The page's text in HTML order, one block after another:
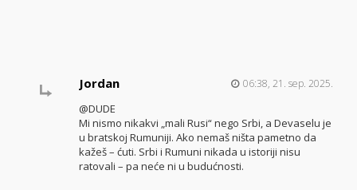
Jordan 06:38, 21. sep. 2025.
@DUDE
Mi nismo nikakvi „mali Rusi“ nego Srbi, a Devaselu je
u bratskoj Rumuniji. Ako nemaš ništa pametno da
kažeš – ćuti. Srbi i Rumuni nikada u istoriji nisu
ratovali – pa neće ni u budućnosti.